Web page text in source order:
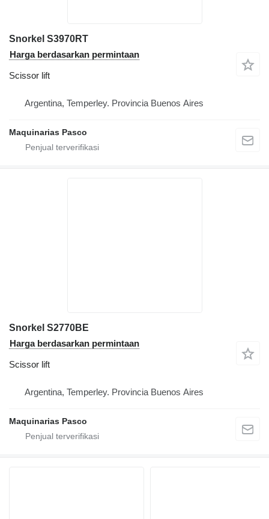
Snorkel S3970RT
Harga berdasarkan permintaan
Scissor lift
Argentina, Temperley. Provincia Buenos Aires
Maquinarias Pasco
Snorkel S2770BE
Harga berdasarkan permintaan
Scissor lift
Argentina, Temperley. Provincia Buenos Aires
Maquinarias Pasco